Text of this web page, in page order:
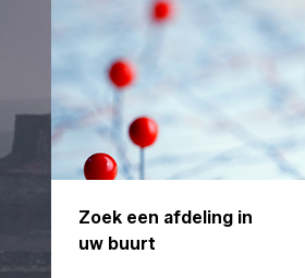
Zoek een afdeling in
uw buurt